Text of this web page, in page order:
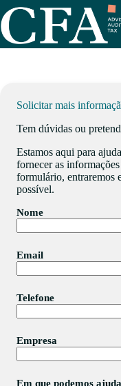
Pular
para
o
conteúdo
Solicitar mais
Tem dúvidas ou
Estamos aqui para
fornecer as
formulário, entraremos
possível.
Nome
Email
Telefone
Empresa
Em que podemos